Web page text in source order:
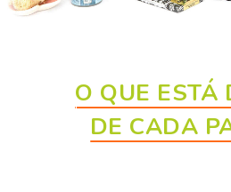
O QUE ESTÁ
DE CADA